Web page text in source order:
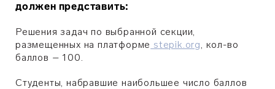
должен представить:
Решения задач по выбранной секции,
размещенных на платформе stepik.org, кол-во
баллов – 100.
Студенты, набравшие наибольшее число баллов